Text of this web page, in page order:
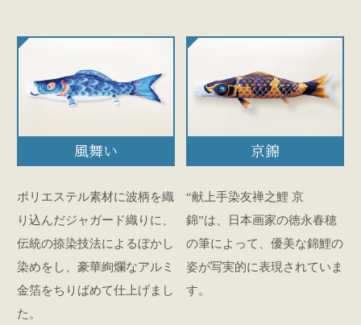
風舞い
ポリエステル素材に波柄を織
り込んだジャガード織りに、
伝統の捺染技法によるぼかし
染めをし、豪華絢爛なアルミ
金箔をちりばめて仕上げまし
た。
京錦
“献上手染友禅之鯉 京
錦”は、日本画家の徳永春穂
の筆によって、優美な錦鯉の
姿が写実的に表現されていま
す。